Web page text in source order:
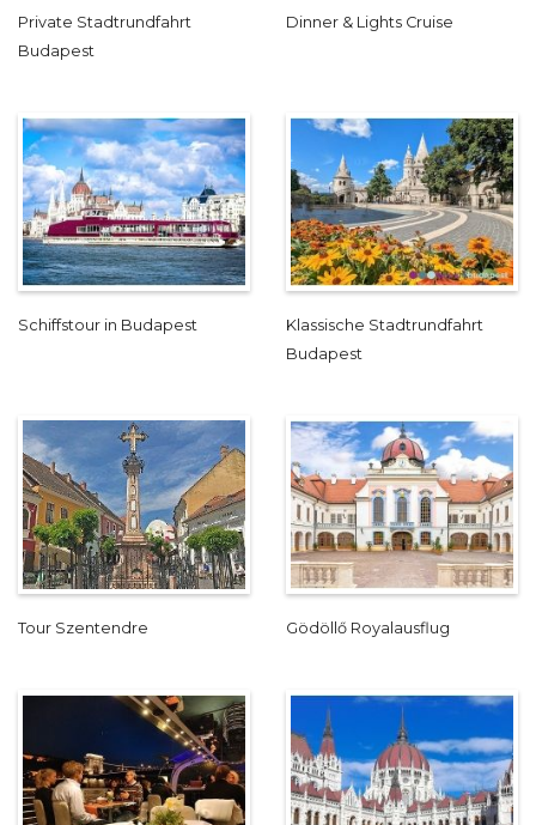
Private Stadtrundfahrt
Budapest
Dinner & Lights Cruise
Schiffstour in Budapest
Klassische Stadtrundfahrt
Budapest
Tour Szentendre Gödöllő Royalausflug